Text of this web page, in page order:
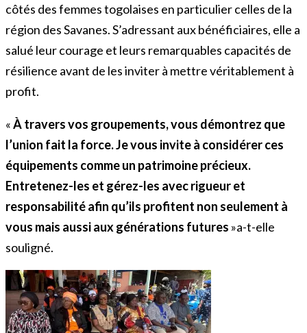
côtés des femmes togolaises en particulier celles de la
région des Savanes. S’adressant aux bénéficiaires, elle a
salué leur courage et leurs remarquables capacités de
résilience avant de les inviter à mettre véritablement à
profit.
«À travers vos groupements, vous démontrez que
l’union fait la force. Je vous invite à considérer ces
équipements comme un patrimoine précieux.
Entretenez-les et gérez-les avec rigueur et
responsabilité afin qu’ils profitent non seulement à
vous mais aussi aux générations futures »a-t-elle
souligné.